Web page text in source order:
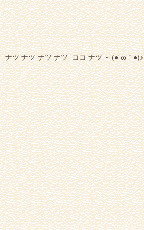
ナツ ナツ ナツ ナツ ココ ナツ ～(●´ω｀●)♪